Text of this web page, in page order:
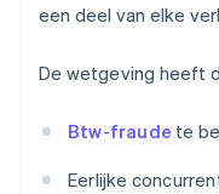
een deel van elke
De wetgeving heeft
Btw-fraude te
Eerlijke